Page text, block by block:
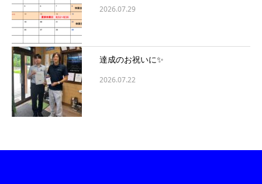
2026.07.29
達成のお祝いに✨
2026.07.22